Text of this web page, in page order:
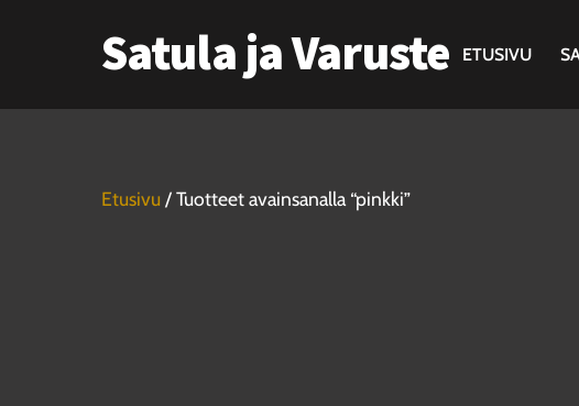
Satula ja Varuste ETUSIVU
Etusivu / Tuotteet avainsanalla “pinkki”